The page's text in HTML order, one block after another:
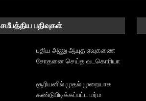
சமீபத்திய பதிவுகள்
புதிய அணு ஆயுத ஏவுகணை
சோதனை செய்த வடகொரியா
சூரியனில் முதல் முறையாக
கண்டுபிடிக்கப்பட்ட மர்ம